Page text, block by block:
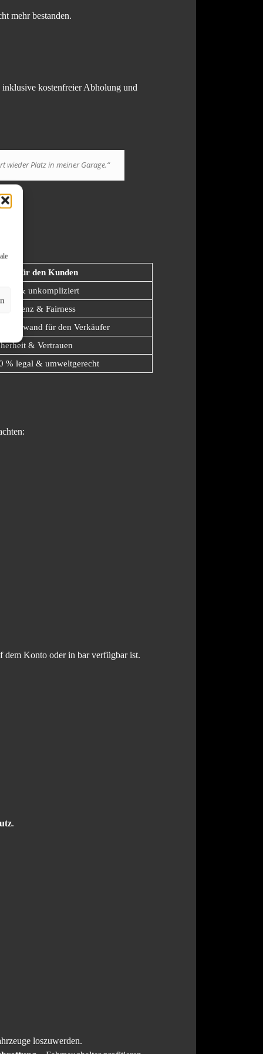
mehr bestanden.
inklusive kostenfreier Abholung und
wieder Platz in meiner Garage.“
für den Kunden
& unkompliziert
& Fairness
Aufwand für den Verkäufer
& Vertrauen
% legal & umweltgerecht
dem Konto oder in bar verfügbar ist.
.
loszuwerden.